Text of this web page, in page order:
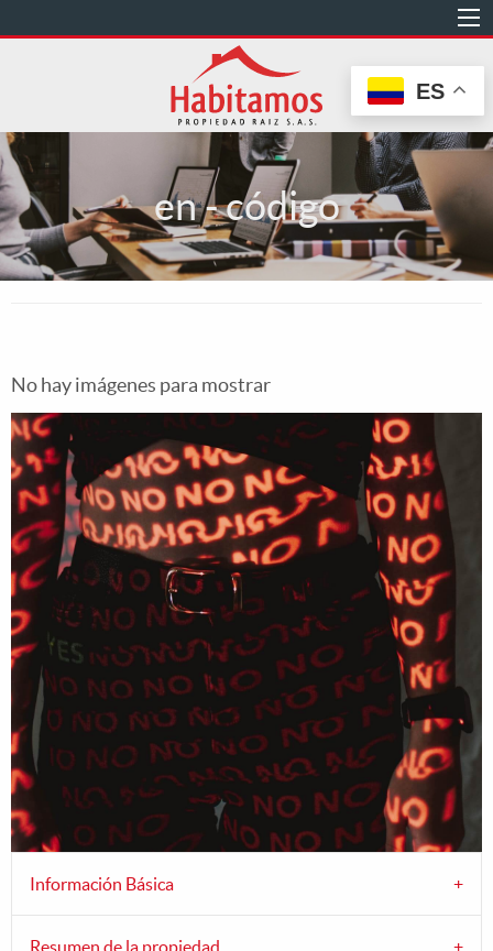
al
en - código
No hay imágenes para mostrar
Información Básica
Resumen de la propiedad
ES